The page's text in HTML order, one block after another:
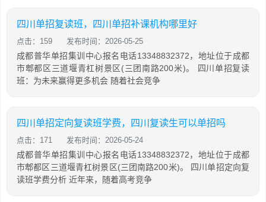
四川单招复读班，四川单招补课机构哪里好
点击：159 发布时间：2026-05-25
成都普华单招集训中心报名电话13348832372，地址位于成都
市郫都区三道堰青杠树景区(三团南路200米)。 四川单招复读
班：为未来赢得更多机会 随着社会竞争
四川单招定向复读班学费，四川复读生可以单招吗
点击：171 发布时间：2026-05-24
成都普华单招集训中心报名电话13348832372，地址位于成都
市郫都区三道堰青杠树景区(三团南路200米)。 四川单招定向复
读班学费分析 近年来，随着高考竞争